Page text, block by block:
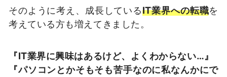
そのように考え、成長しているIT業界への転職を
考えている方も増えてきました。
『IT業界に興味はあるけど、よくわからない…』
『パソコンとかそもそも苦手なのに私なんかにで